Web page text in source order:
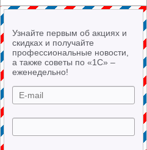
Узнайте первым об акциях и
скидках и получайте
профессиональные новости,
а также советы по «1С» –
еженедельно!